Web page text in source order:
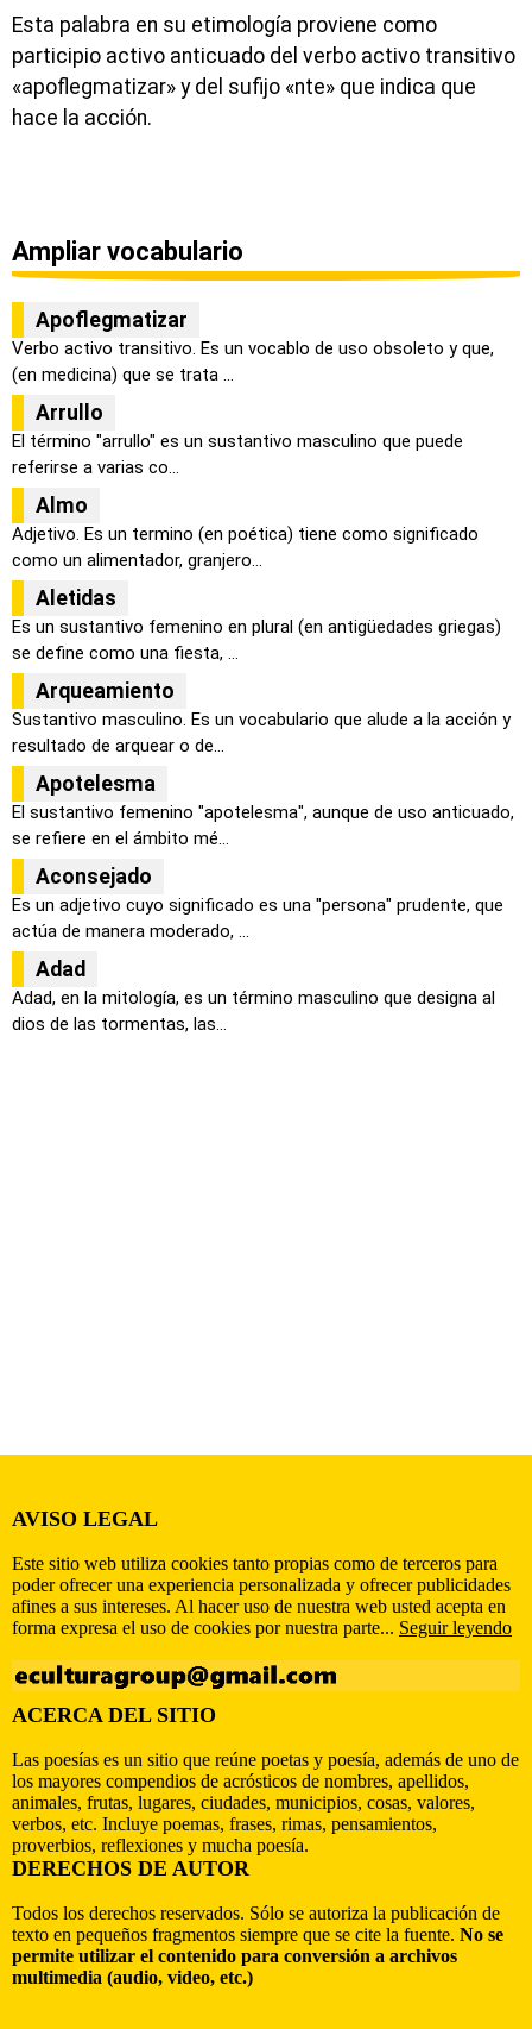
Esta palabra en su etimología proviene como
participio activo anticuado del verbo activo transitivo
«apoflegmatizar» y del sufijo «nte» que indica que
hace la acción.
Ampliar vocabulario
Apoflegmatizar
Verbo activo transitivo. Es un vocablo de uso obsoleto y que,
(en medicina) que se trata ...
Arrullo
El término "arrullo" es un sustantivo masculino que puede
referirse a varias co...
Almo
Adjetivo. Es un termino (en poética) tiene como significado
como un alimentador, granjero...
Aletidas
Es un sustantivo femenino en plural (en antigüedades griegas)
se define como una fiesta, ...
Arqueamiento
Sustantivo masculino. Es un vocabulario que alude a la acción y
resultado de arquear o de...
Apotelesma
El sustantivo femenino "apotelesma", aunque de uso anticuado,
se refiere en el ámbito mé...
Aconsejado
Es un adjetivo cuyo significado es una "persona" prudente, que
actúa de manera moderado, ...
Adad
Adad, en la mitología, es un término masculino que designa al
dios de las tormentas, las...
AVISO LEGAL
Este sitio web utiliza cookies tanto propias como de terceros para
poder ofrecer una experiencia personalizada y ofrecer publicidades
afines a sus intereses. Al hacer uso de nuestra web usted acepta en
forma expresa el uso de cookies por nuestra parte... Seguir leyendo
ACERCA DEL SITIO
Las poesías es un sitio que reúne poetas y poesía, además de uno de
los mayores compendios de acrósticos de nombres, apellidos,
animales, frutas, lugares, ciudades, municipios, cosas, valores,
verbos, etc. Incluye poemas, frases, rimas, pensamientos,
proverbios, reflexiones y mucha poesía.
DERECHOS DE AUTOR
Todos los derechos reservados. Sólo se autoriza la publicación de
texto en pequeños fragmentos siempre que se cite la fuente. No se
permite utilizar el contenido para conversión a archivos
multimedia (audio, video, etc.)